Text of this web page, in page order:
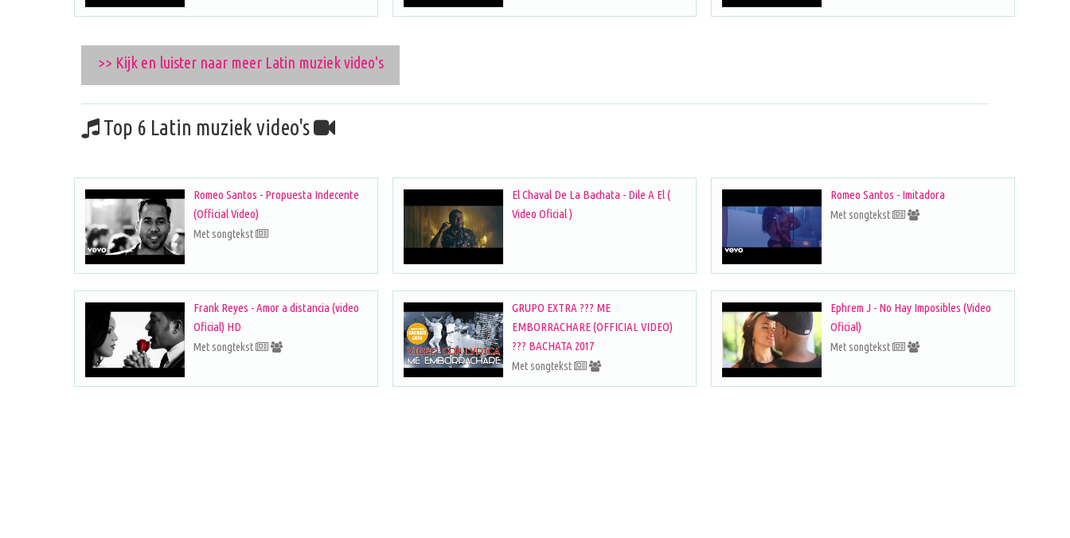
>> Kijk en luister naar meer Latin muziek video's
Top 6 Latin muziek video's
Romeo Santos - Propuesta Indecente
(Official Video)
Met songtekst
El Chaval De La Bachata - Dile A El (
Video Oficial )
Romeo Santos - Imitadora
Met songtekst
Frank Reyes - Amor a distancia (video
Oficial) HD
Met songtekst
GRUPO EXTRA ??? ME
EMBORRACHARE (OFFICIAL VIDEO)
??? BACHATA 2017
Met songtekst
Ephrem J - No Hay Imposibles (Video
Oficial)
Met songtekst